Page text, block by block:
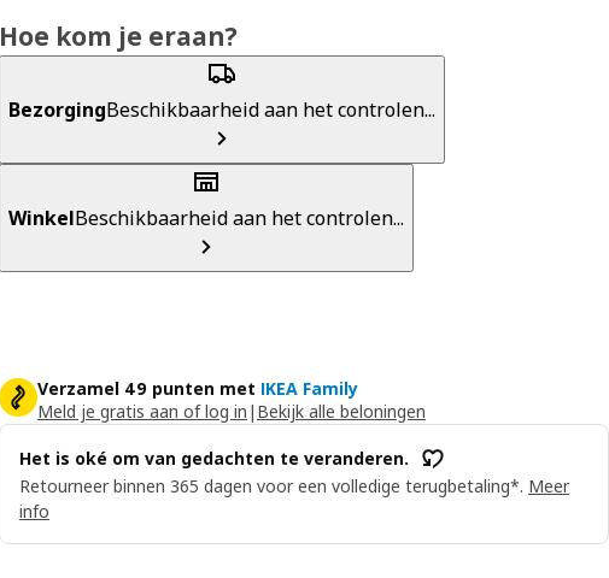
Hoe kom je eraan?
BezorgingBeschikbaarheid aan het controlen...
WinkelBeschikbaarheid aan het controlen...
Verzamel 49 punten met IKEA Family
Meld je gratis aan of log in | Bekijk alle beloningen
Het is oké om van gedachten te veranderen.
Retourneer binnen 365 dagen voor een volledige terugbetaling*. Meer
info